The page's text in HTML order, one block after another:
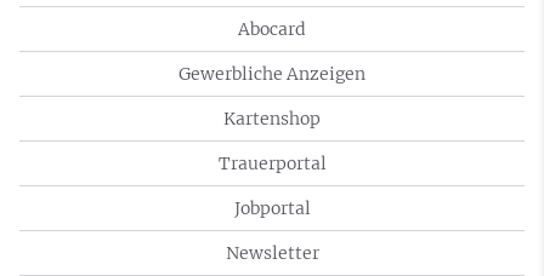
Abocard
Gewerbliche Anzeigen
Kartenshop
Trauerportal
Jobportal
Newsletter